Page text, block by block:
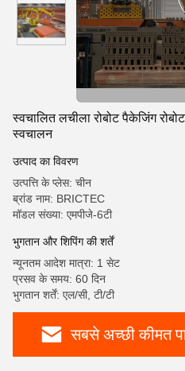
स्वचालित लचीला रोबोट पैकेजिंग
स्वचालन
उत्पाद का विवरण
उत्पत्ति के प्लेस: चीन
ब्रांड नाम: BRICTEC
मॉडल संख्या: एमपीजे-6टी
भुगतान और शिपिंग की शर्तें
न्यूनतम आदेश मात्रा: 1 सेट
प्रसव के समय: 60 दिन
भुगतान शर्तें: एल/सी, टी/टी
सबसे अच्छी कीमत